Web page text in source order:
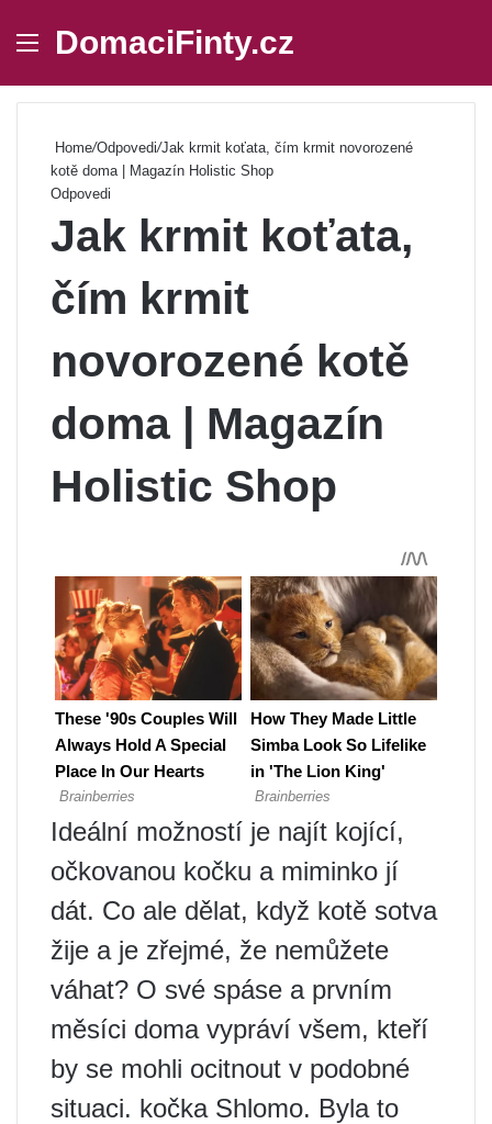
Menu
DomaciFinty.cz
Home/Odpovedi/Jak krmit koťata, čím krmit novorozené
kotě doma | Magazín Holistic Shop
Odpovedi
Jak krmit koťata,
čím krmit
novorozené kotě
doma | Magazín
Holistic Shop
Ideální možností je najít kojící,
očkovanou kočku a miminko jí
dát. Co ale dělat, když kotě sotva
žije a je zřejmé, že nemůžete
váhat? O své spáse a prvním
měsíci doma vypráví všem, kteří
by se mohli ocitnout v podobné
situaci. kočka Shlomo. Byla to